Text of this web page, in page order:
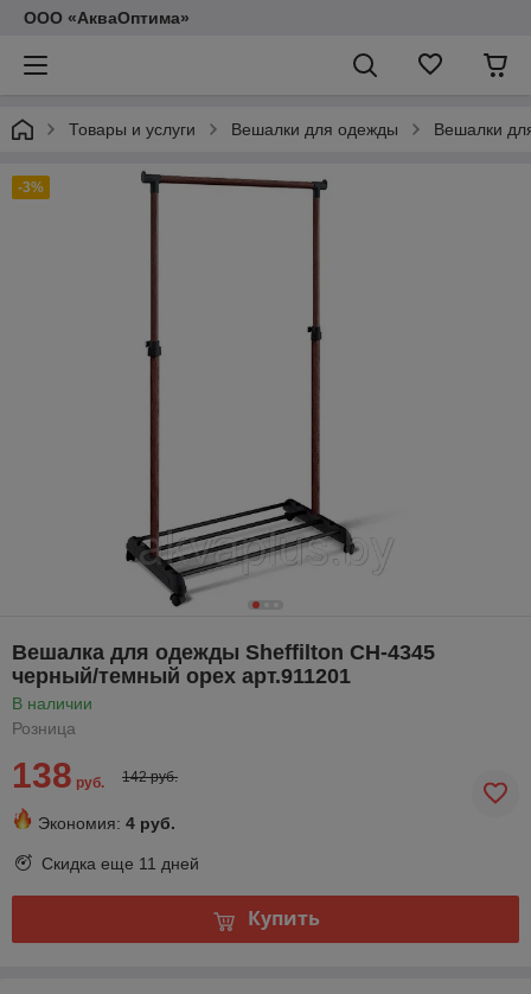
ООО «АкваОптима»
Товары и услуги Вешалки для одежды Вешалки
-3%
Вешалка для одежды Sheffilton CH-4345
черный/темный орех арт.911201
В наличии
Розница
138 руб. 142 руб.
Экономия: 4 руб.
Скидка еще 11 дней
Купить